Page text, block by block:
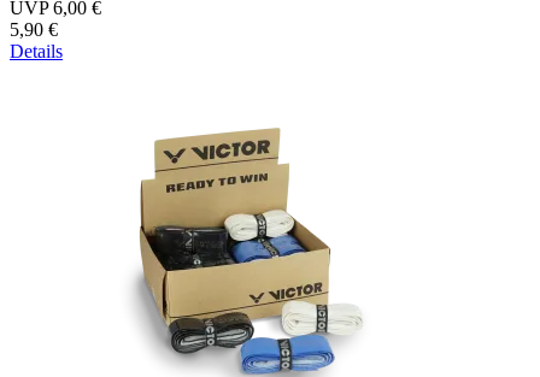
UVP 6,00 €
5,90 €
Details